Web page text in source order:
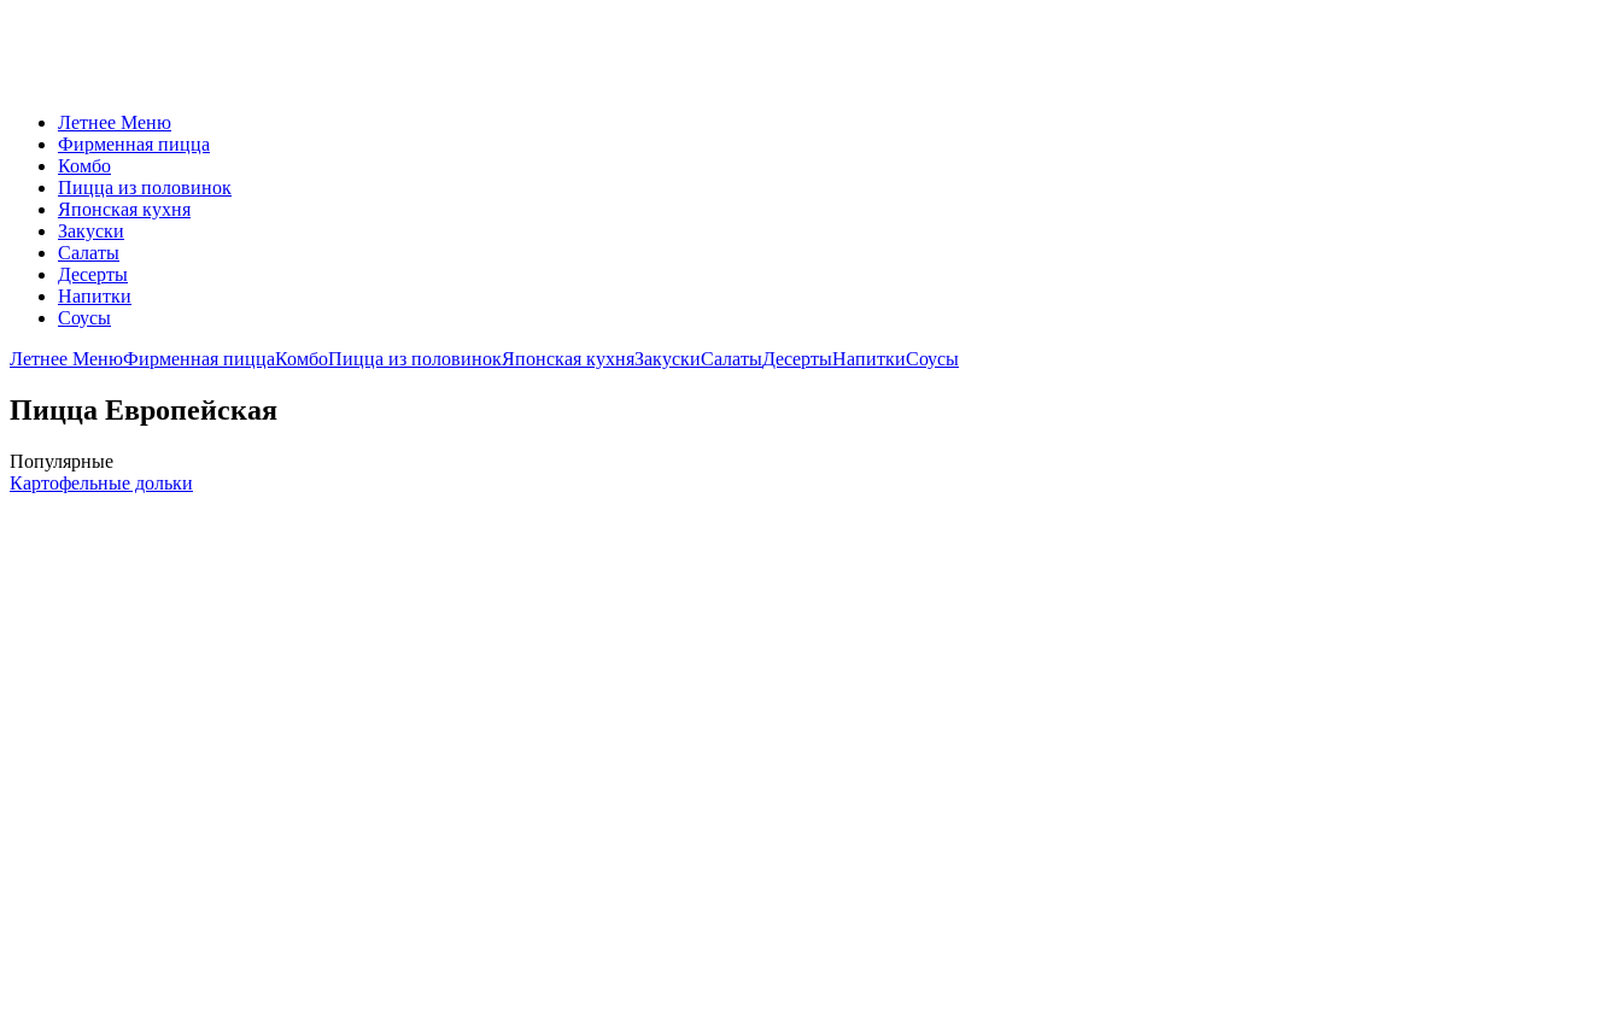
Летнее Меню
Фирменная пицца
Комбо
Пицца из половинок
Японская кухня
Закуски
Салаты
Десерты
Напитки
Соусы
Летнее МенюФирменная пиццаКомбоПицца из половинокЯпонская кухняЗакускиСалатыДесертыНапиткиСоусы
Пицца Европейская
Популярные
Картофельные дольки